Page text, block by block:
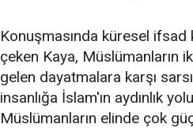
Konuşmasında küresel
çeken Kaya, Müslümanların
gelen dayatmalara karşı
insanlığa İslam'ın aydınlık
Müslümanların elinde çok